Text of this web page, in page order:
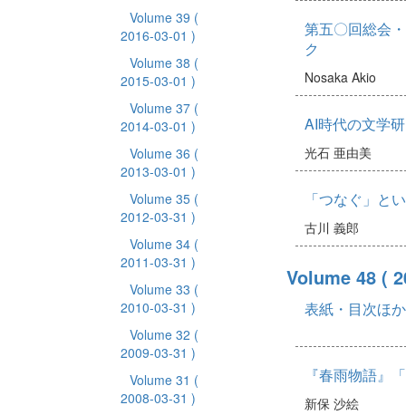
Volume 39 (
2016-03-01 )
Volume 38 (
2015-03-01 )
Volume 37 (
2014-03-01 )
Volume 36 (
2013-03-01 )
Volume 35 (
2012-03-31 )
Volume 34 (
2011-03-31 )
Volume 33 (
2010-03-31 )
Volume 32 (
2009-03-31 )
Volume 31 (
2008-03-31 )
第五〇回総会
ク
Nosaka Akio
AI時代の文学
光石 亜由美
「つなぐ」と
古川 義郎
Volume 48 (
表紙・目次ほか
『春雨物語』
新保 沙絵